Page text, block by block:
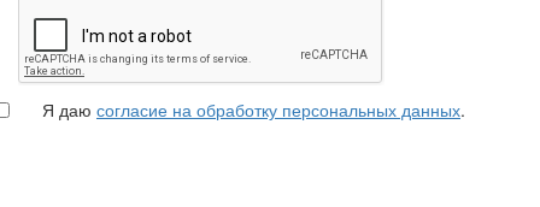
Я даю согласие на обработку персональных данных.